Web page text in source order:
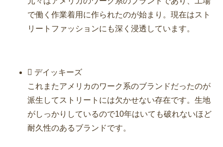
で働く作業着用に作られたのが始まり。現在はスト
リートファッションにも深く浸透しています。
 デイッキーズ
これまたアメリカのワーク系のブランドだったのが
派生してストリートには欠かせない存在です。生地
がしっかりしているので10年はいても破れないほど
耐久性のあるブランドです。